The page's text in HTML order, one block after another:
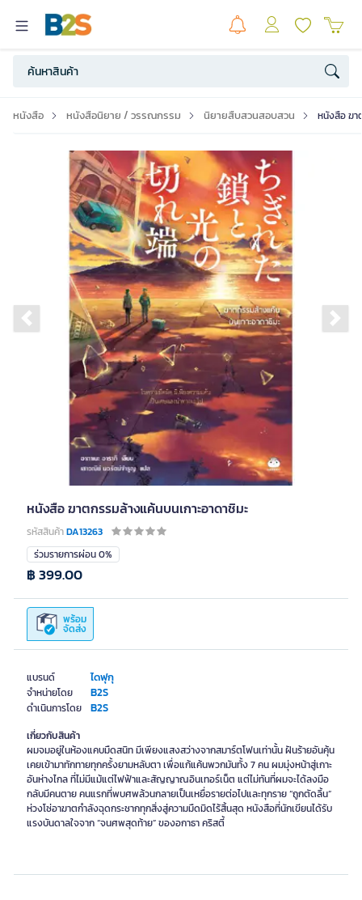
หนังสือ หนังสือนิยาย / วรรณกรรม นิยายสืบสวนสอบสวน หนังสือ ฆา
Previous slide
หนังสือ ฆาตกรรมล้างแค้นบนเกาะอาดาชิมะ
รหัสสินค้าDA13263
แบรนด์ ไดฟุกุ
จำหน่ายโดย B2S
ดำเนินการโดย B2S
ร่วมรายการผ่อน 0%
พร้อม
จัดส่ง
฿ 399.00
เกี่ยวกับสินค้า
ผมจมอยู่ในห้องแคบมืดสนิท มีเพียงแสงสว่างจากสมาร์ตโฟนเท่านั้น ฝันร้ายอันคุ้น
เคยเข้ามาทักทายทุกครั้งยามหลับตา เพื่อแก้แค้นพวกมันทั้ง 7 คน ผมมุ่งหน้าสู่เกาะ
อันห่างไกล ที่ไม่มีแม้แต่ไฟฟ้าและสัญญาณอินเทอร์เน็ต แต่ไม่ทันที่ผมจะได้ลงมือ
กลับมีคนตาย คนแรกที่พบศพล้วนกลายเป็นเหยื่อรายต่อไปและทุกราย “ถูกตัดลิ้น”
ห่วงโซ่อาฆาตกำลังฉุดกระชากทุกสิ่งสู่ความมืดมิดไร้สิ้นสุด หนังสือที่นักเขียนได้รับ
แรงบันดาลใจจาก “จนศพสุดท้าย” ของอกาธา คริสตี้